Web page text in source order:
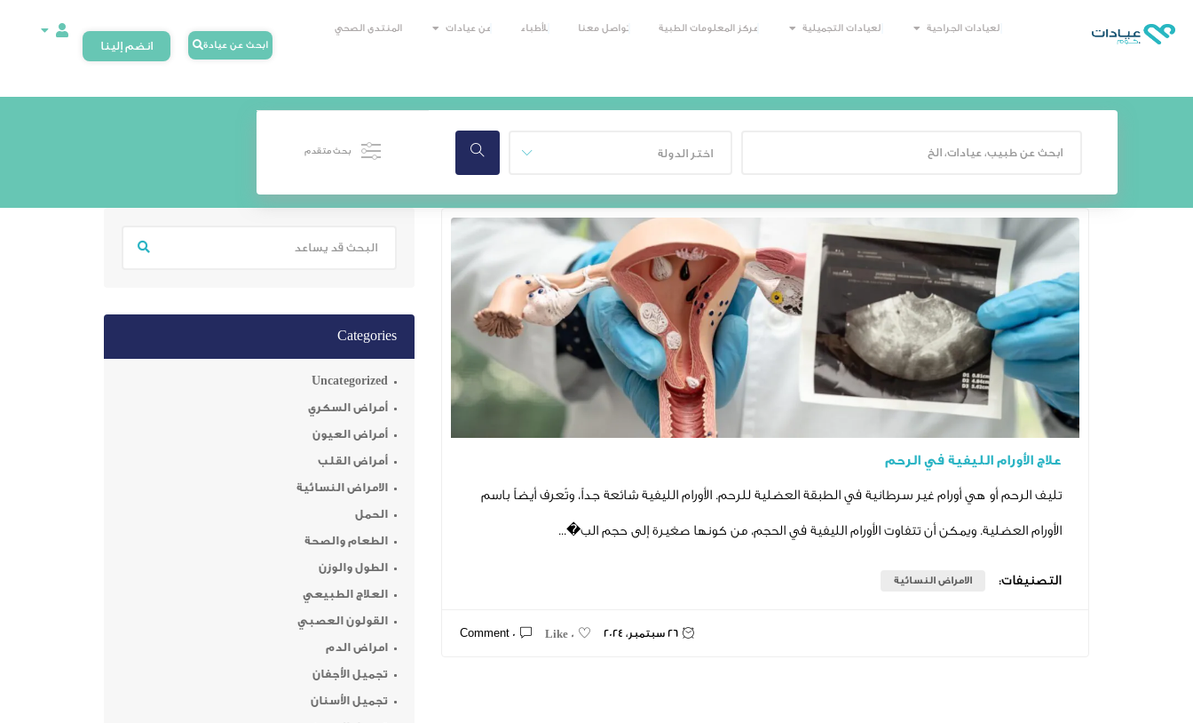
العيادات الجراحية العيادات التجميلية مركز المعلومات الطبية تواصل معنا للأطباء عن عيادات
المنتدى الصحي
ابحث عن عيادة
انضم إلينا
اختر الدولة بحث متقدم
علاج الأورام الليفية في الرحم
تليف الرحم أو هي أورام غير سرطانية في الطبقة العضلية للرحم. الأورام الليفية شائعة جداً، وتُعرف أيضاً باسم
الأورام العضلية. ويمكن أن تتفاوت الأورام الليفية في الحجم، من كونها صغيرة إلى حجم الب�...
التصنيفات: الامراض النسائية
26 سبتمبر، 2024 0 Like
0 Comment
Categories
Uncategorized
أمراض السكري
أمراض العيون
أمراض القلب
الامراض النسائية
الحمل
الطعام والصحة
الطول والوزن
العلاج الطبيعي
القولون العصبي
امراض الدم
تجميل الأجفان
تجميل الأسنان